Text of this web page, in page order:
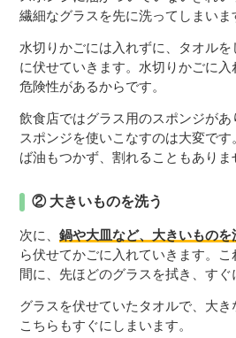
繊細なグラスを先に洗ってしまいま
水切りかごには入れずに、タオルを
に伏せていきます。水切りかごに
危険性があるからです。
飲食店ではグラス用のスポンジが
スポンジを使いこなすのは大変です
ば油もつかず、割れることもありま
② 大きいものを洗う
次に、鍋や大皿など、大きいものを
ら伏せてかごに入れていきます。
間に、先ほどのグラスを拭き、すぐ
グラスを伏せていたタオルで、大き
こちらもすぐにしまいます。